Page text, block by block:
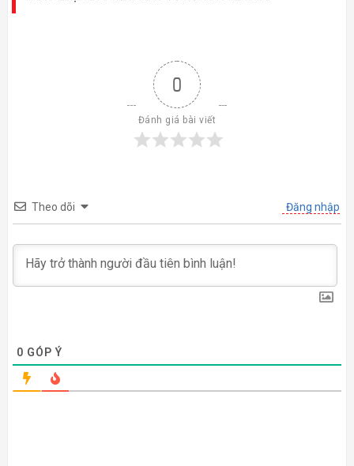
0
Đánh giá bài viết
Theo dõi Đăng nhập
0 GÓP Ý